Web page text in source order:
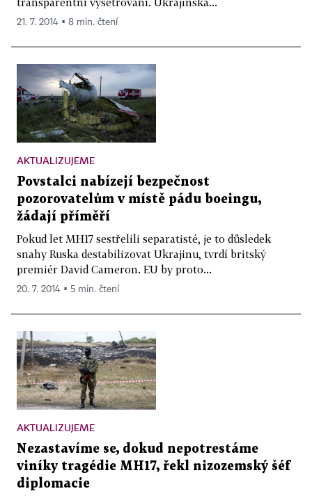
21. 7. 2014 ▪ 8 min. čtení
AKTUALIZUJEME
Povstalci nabízejí bezpečnost
pozorovatelům v místě pádu boeingu,
žádají příměří
Pokud let MH17 sestřelili separatisté, je to důsledek
snahy Ruska destabilizovat Ukrajinu, tvrdí britský
premiér David Cameron. EU by proto...
20. 7. 2014 ▪ 5 min. čtení
AKTUALIZUJEME
Nezastavíme se, dokud nepotrestáme
viníky tragédie MH17, řekl nizozemský šéf
diplomacie